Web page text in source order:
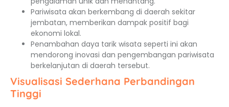
Pariwisata akan berkembang di daerah sekitar
jembatan, memberikan dampak positif bagi
ekonomi lokal.
Penambahan daya tarik wisata seperti ini akan
mendorong inovasi dan pengembangan pariwisata
berkelanjutan di daerah tersebut.
Visualisasi Sederhana Perbandingan
Tinggi